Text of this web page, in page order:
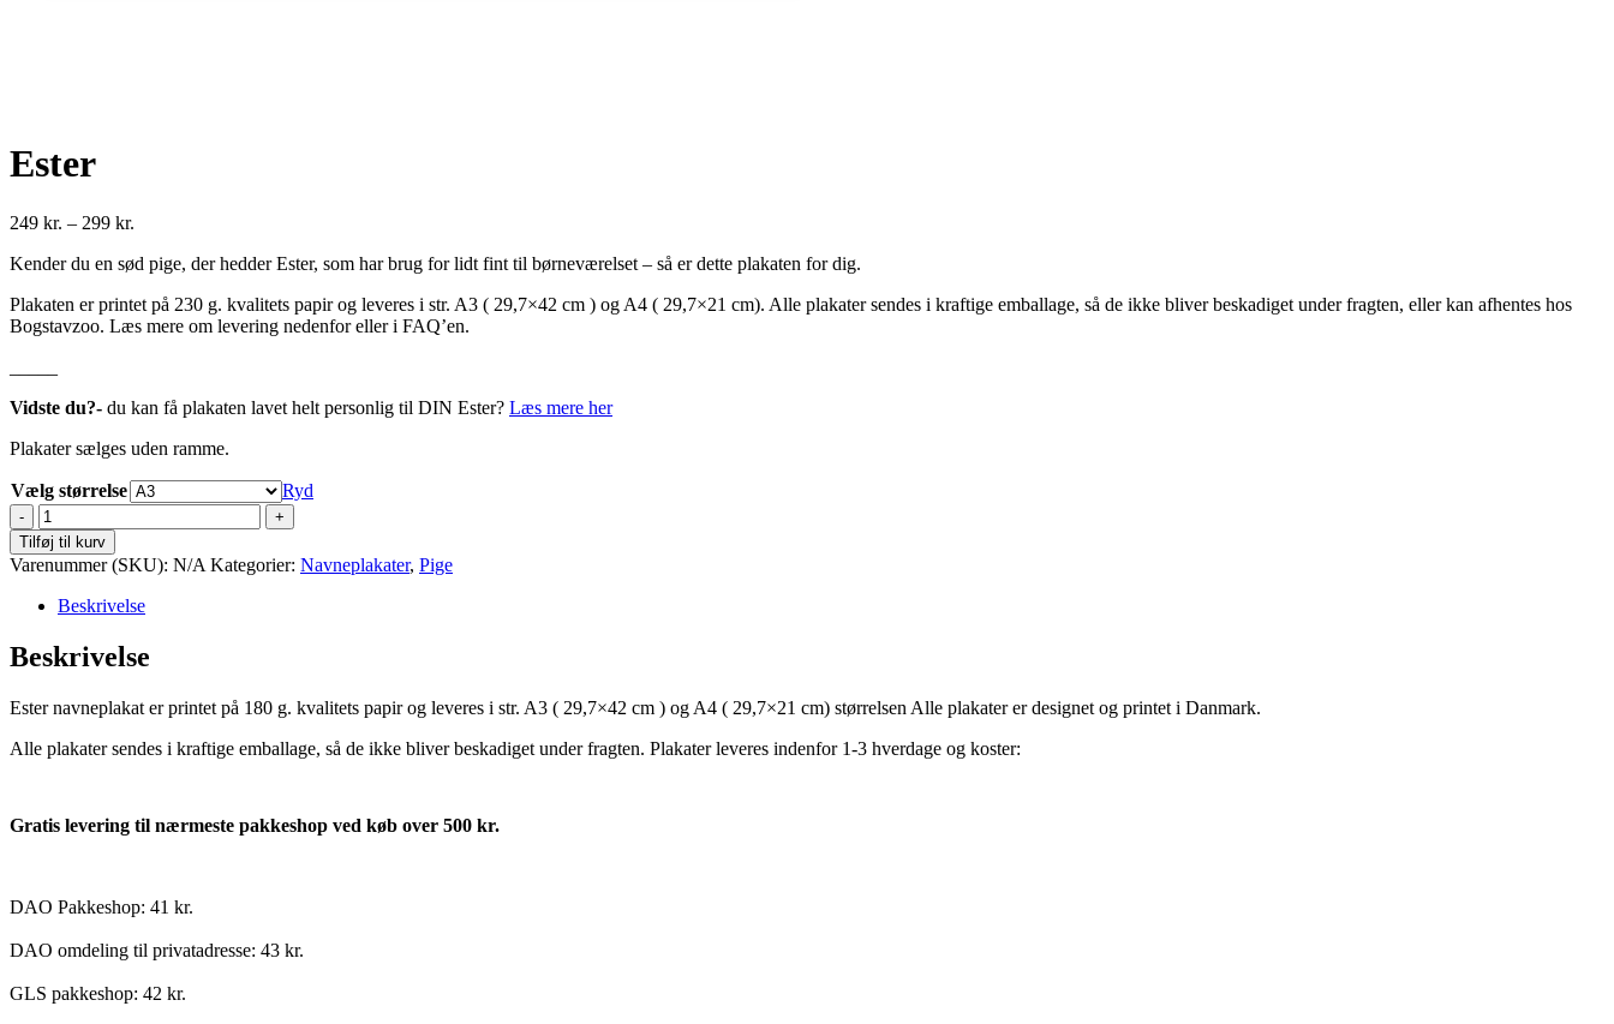
Ester
249 kr. – 299 kr.
til
Kender du en sød pige, der hedder Ester, som har brug for lidt fint til børneværelset – så er dette plakaten for dig.
Plakaten er printet på 230 g. kvalitets papir og leveres i str. A3 ( 29,7×42 cm ) og A4 ( 29,7×21 cm). Alle plakater sendes i kraftige emballage, så de ikke bliver beskadiget under fragten, eller kan afhentes hos
Bogstavzoo. Læs mere om levering nedenfor eller i FAQ’en.
Vidste du?- du kan få plakaten lavet helt personlig til DIN Ester? Læs mere her
Plakater sælges uden ramme.
Vælg størrelse
Ryd
Ester
antal
Tilføj til kurv
Varenummer (SKU): N/A Kategorier: Navneplakater, Pige
Beskrivelse
Beskrivelse
Ester navneplakat er printet på 180 g. kvalitets papir og leveres i str. A3 ( 29,7×42 cm ) og A4 ( 29,7×21 cm) størrelsen Alle plakater er designet og printet i Danmark.
Alle plakater sendes i kraftige emballage, så de ikke bliver beskadiget under fragten. Plakater leveres indenfor 1-3 hverdage og koster:
Gratis levering til nærmeste pakkeshop ved køb over 500 kr.
DAO Pakkeshop: 41 kr.
DAO omdeling til privatadresse: 43 kr.
GLS pakkeshop: 42 kr.